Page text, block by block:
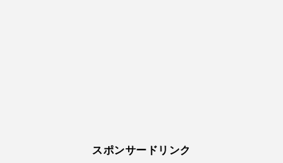
スポンサードリンク